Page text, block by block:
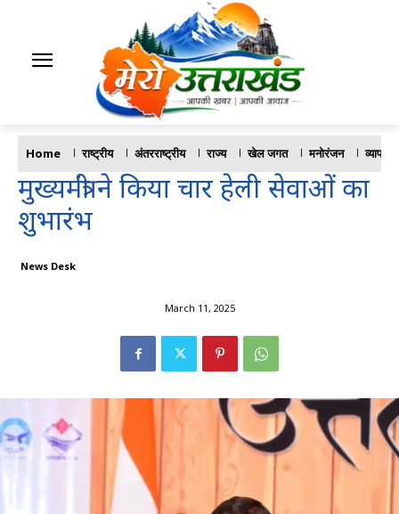
Home राष्ट्रीय अंतरराष्ट्रीय राज्य खेल जगत मनोरंजन व्यापार
मुख्यमंत्री ने किया चार हेली सेवाओं का
शुभारंभ
News Desk
March 11, 2025